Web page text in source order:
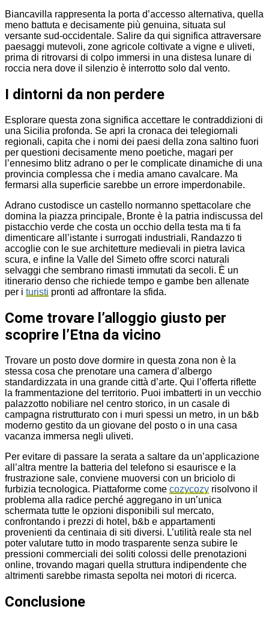
Biancavilla rappresenta la porta d’accesso alternativa, quella
meno battuta e decisamente più genuina, situata sul
versante sud-occidentale. Salire da qui significa attraversare
paesaggi mutevoli, zone agricole coltivate a vigne e uliveti,
prima di ritrovarsi di colpo immersi in una distesa lunare di
roccia nera dove il silenzio è interrotto solo dal vento.
I dintorni da non perdere
Esplorare questa zona significa accettare le contraddizioni di
una Sicilia profonda. Se apri la cronaca dei telegiornali
regionali, capita che i nomi dei paesi della zona saltino fuori
per questioni decisamente meno poetiche, magari per
l’ennesimo blitz adrano o per le complicate dinamiche di una
provincia complessa che i media amano cavalcare. Ma
fermarsi alla superficie sarebbe un errore imperdonabile.
Adrano custodisce un castello normanno spettacolare che
domina la piazza principale, Bronte è la patria indiscussa del
pistacchio verde che costa un occhio della testa ma ti fa
dimenticare all’istante i surrogati industriali, Randazzo ti
accoglie con le sue architetture medievali in pietra lavica
scura, e infine la Valle del Simeto offre scorci naturali
selvaggi che sembrano rimasti immutati da secoli. È un
itinerario denso che richiede tempo e gambe ben allenate
per i turisti pronti ad affrontare la sfida.
Come trovare l’alloggio giusto per
scoprire l’Etna da vicino
Trovare un posto dove dormire in questa zona non è la
stessa cosa che prenotare una camera d’albergo
standardizzata in una grande città d’arte. Qui l’offerta riflette
la frammentazione del territorio. Puoi imbatterti in un vecchio
palazzotto nobiliare nel centro storico, in un casale di
campagna ristrutturato con i muri spessi un metro, in un b&b
moderno gestito da un giovane del posto o in una casa
vacanza immersa negli uliveti.
Per evitare di passare la serata a saltare da un’applicazione
all’altra mentre la batteria del telefono si esaurisce e la
frustrazione sale, conviene muoversi con un briciolo di
furbizia tecnologica. Piattaforme come cozycozy risolvono il
problema alla radice perché aggregano in un’unica
schermata tutte le opzioni disponibili sul mercato,
confrontando i prezzi di hotel, b&b e appartamenti
provenienti da centinaia di siti diversi. L’utilità reale sta nel
poter valutare tutto in modo trasparente senza subire le
pressioni commerciali dei soliti colossi delle prenotazioni
online, trovando magari quella struttura indipendente che
altrimenti sarebbe rimasta sepolta nei motori di ricerca.
Conclusione